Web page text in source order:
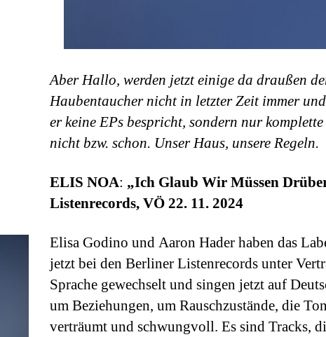
Aber Hallo, werden jetzt einige da draußen
Haubentaucher nicht in letzter Zeit immer
er keine EPs bespricht, sondern nur
nicht bzw. schon. Unser Haus, unsere Regeln.
ELIS NOA: „Ich Glaub Wir Müssen
Listenrecords, VÖ 22. 11. 2024
Elisa Godino und Aaron Hader haben das
jetzt bei den Berliner Listenrecords unter
Sprache gewechselt und singen jetzt auf
um Beziehungen, um Rauschzustände, die
verträumt und schwungvoll. Es sind Tracks,